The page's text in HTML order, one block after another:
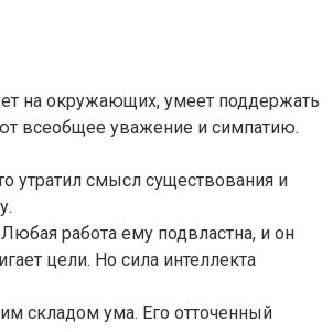
на окружающих, умеет поддержать
всеобщее уважение и симпатию.
утратил смысл существования и
работа ему подвластна, и он
цели. Но сила интеллекта
складом ума. Его отточенный